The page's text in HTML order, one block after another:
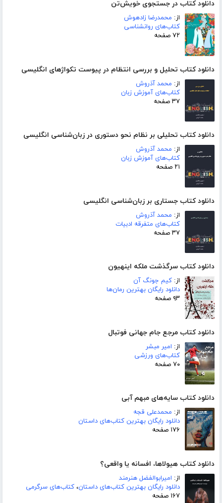
دانلود کتاب در جستجوی خویش‌تن
از: محمدرضا زادهوش
کتاب‌های روانشناسی
۷۲ صفحه
دانلود کتاب تحلیل و بررسی انتظام در پیوست تکواژهای انگلیسی
از: محمد آذروش
کتاب‌های آموزش زبان
۳۷ صفحه
دانلود کتاب تحلیلی بر نظام نحو دستوری در زبان‌شناسی انگلیسی
از: محمد آذروش
کتاب‌های آموزش زبان
۲۱ صفحه
دانلود کتاب جستاری بر زبان‌شناسی انگلیسی
از: محمد آذروش
کتاب‌های متفرقه ادبیات
۳۷ صفحه
دانلود کتاب سرگذشت ملکه اینهیون
از: کیم جونگ آن
دانلود رایگان بهترین رمان‌ها
۹۳ صفحه
دانلود کتاب مرجع جام جهانی فوتبال
از: امیر مبشر
کتاب‌های ورزشی
۷۰ صفحه
دانلود کتاب سایه‌های مبهم آبی
از: محمدعلی قجه
دانلود رایگان بهترین کتاب‌های داستان
۱۷۶ صفحه
دانلود کتاب هیولاها، افسانه یا واقعی؟
از: امیرابوالفضل هنرمند
دانلود رایگان بهترین کتاب‌های داستان، کتاب‌های سرگرمی
۱۶۷ صفحه